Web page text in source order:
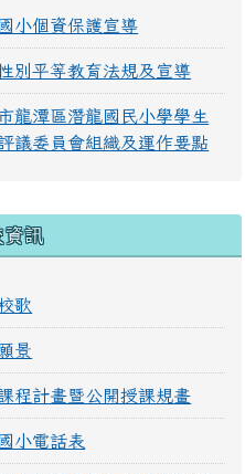
小個資保護宣導
別平等教育法規及宣導
龍潭區潛龍國民小學學生
議委員會組織及運作要點
資訊
歌
景
程計畫暨公開授課規畫
小電話表